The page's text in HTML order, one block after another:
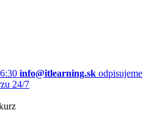
info@itlearning.sk odpisujeme
24/7